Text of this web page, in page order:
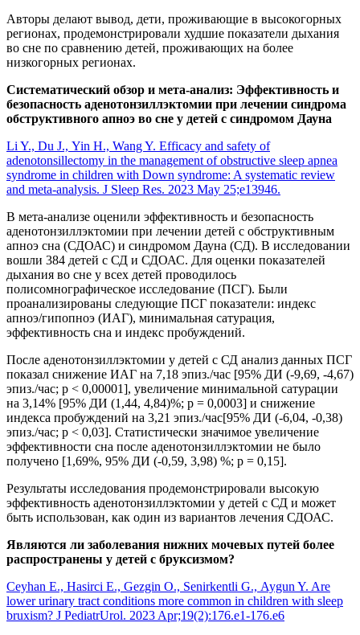
Авторы делают вывод, дети, проживающие в высокогорных
регионах, продемонстрировали худшие показатели дыхания
во сне по сравнению детей, проживающих на более
низкогорных регионах.
Систематический обзор и мета-анализ: Эффективность и
безопасность аденотонзиллэктомии при лечении синдрома
обструктивного апноэ во сне у детей с синдромом Дауна
Li Y., Du J., Yin H., Wang Y. Efficacy and safety of
adenotonsillectomy in the management of obstructive sleep apnea
syndrome in children with Down syndrome: A systematic review
and meta-analysis. J Sleep Res. 2023 May 25;e13946.
В мета-анализе оценили эффективность и безопасность
аденотонзиллэктомии при лечении детей с обструктивным
апноэ сна (СДОАС) и синдромом Дауна (СД). В исследовании
вошли 384 детей с СД и СДОАС. Для оценки показателей
дыхания во сне у всех детей проводилось
полисомнографическое исследование (ПСГ). Были
проанализированы следующие ПСГ показатели: индекс
апноэ/гипопноэ (ИАГ), минимальная сатурация,
эффективность сна и индекс пробуждений.
После аденотонзиллэктомии у детей с СД анализ данных ПСГ
показал снижение ИАГ на 7,18 эпиз./час [95% ДИ (-9,69, -4,67)
эпиз./час; р < 0,00001], увеличение минимальной сатурации
на 3,14% [95% ДИ (1,44, 4,84)%; р = 0,0003] и снижение
индекса пробуждений на 3,21 эпиз./час[95% ДИ (-6,04, -0,38)
эпиз./час; р < 0,03]. Статистически значимое увеличение
эффективности сна после аденотонзиллэктомии не было
получено [1,69%, 95% ДИ (-0,59, 3,98) %; p = 0,15].
Результаты исследования продемонстрировали высокую
эффективность аденотонзиллэктомии у детей с СД и может
быть использован, как один из вариантов лечения СДОАС.
Являются ли заболевания нижних мочевых путей более
распространены у детей с бруксизмом?
Ceyhan E., Hasirci E., Gezgin O., Senirkentli G., Aygun Y. Are
lower urinary tract conditions more common in children with sleep
bruxism? J PediatrUrol. 2023 Apr;19(2):176.e1-176.e6